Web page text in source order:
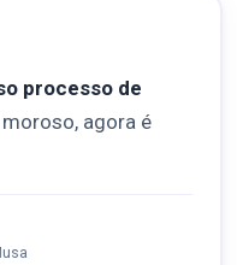
processo de
agora é